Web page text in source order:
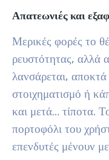
Απατεωνιές και
Μερικές φορές το
ρευστότητας,
λανσάρεται,
στοιχηματισμό ή
και μετά… τίποτα.
πορτοφόλι του
επενδυτές μένουν